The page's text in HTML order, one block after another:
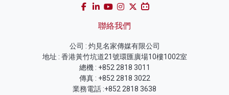
聯絡我們
公司 : 灼見名家傳媒有限公司
地址 : 香港黃竹坑道21號環匯廣場10樓1002室
總機 : +852 2818 3011
傳真 : +852 2818 3022
業務電話 :+852 2818 3638